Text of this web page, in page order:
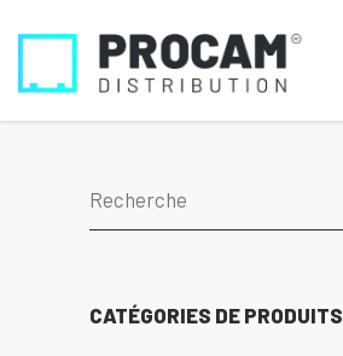
CATÉGORIES DE PRODUITS